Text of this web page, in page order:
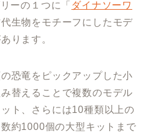
ーの１つに「 ダイナソーワ
生物をモチーフにしたモデ
ります。
恐竜をピックアップした小
替えることで複数のモデル
ト、さらには10種類以上の
約1000個の大型キットまで